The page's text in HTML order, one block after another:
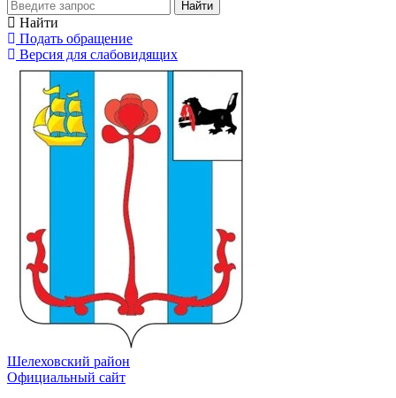
Найти
Найти
Подать обращение
Версия для слабовидящих
Шелеховский район
Официальный сайт